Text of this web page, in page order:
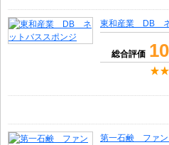
東和産業 DB ネ
総合評価
第一石鹸 ファ